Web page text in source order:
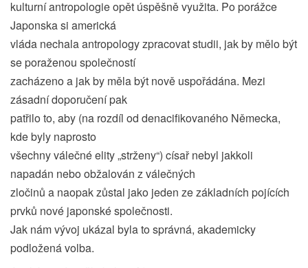
kulturní antropologie opět úspěšně využita. Po porážce
Japonska si americká
vláda nechala antropology zpracovat studii, jak by mělo být
se poraženou společností
zacházeno a jak by měla být nově uspořádána. Mezi
zásadní doporučení pak
patřilo to, aby (na rozdíl od denacifikovaného Německa,
kde byly naprosto
všechny válečné elity „strženy“) císař nebyl jakkoli
napadán nebo obžalován z válečných
zločinů a naopak zůstal jako jeden ze základních pojících
prvků nové japonské společnosti.
Jak nám vývoj ukázal byla to správná, akademicky
podložená volba.